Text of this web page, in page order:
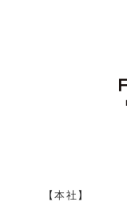
【本社】